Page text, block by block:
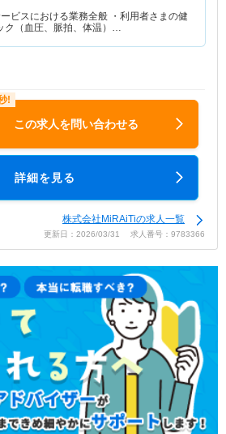
ビスにおける業務全般 ・利用者さまの健
ク（血圧、脈拍、体温）…
この求人を問い合わせる
詳細を見る
株式会社MiRAiTiの求人一覧
更新日：2026/03/31 求人番号：9783366